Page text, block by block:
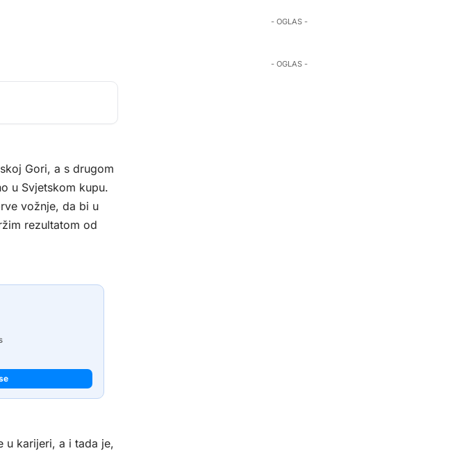
Gori, a s drugom
u Svjetskom kupu.
vožnje, da bi u
rezultatom od
u karijeri, a i tada je,
- OGLAS -
- OGLAS -